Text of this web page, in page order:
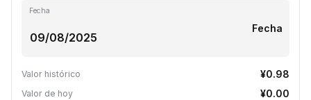
Fecha
Fecha
Valor histórico ¥0.98
Valor de hoy ¥0.00